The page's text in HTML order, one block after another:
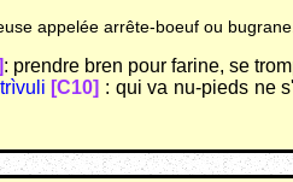
appelée arrête-boeuf ou
: prendre bren pour farine, se
[C10] : qui va nu-pieds ne